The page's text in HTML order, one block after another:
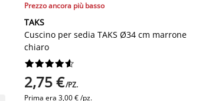
Prezzo ancora più basso
TAKS
Cuscino per sedia TAKS Ø34 cm marrone
chiaro






2,75 €/PZ.
Prima era 3,00 € /pz.